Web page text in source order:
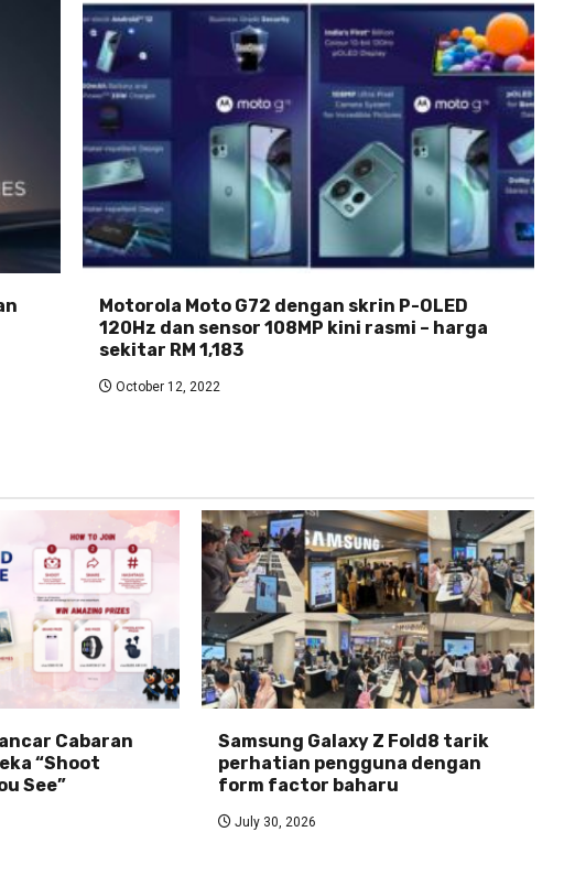
Motorola Moto G72 dengan skrin P-OLED
120Hz dan sensor 108MP kini rasmi – harga
sekitar RM 1,183
October 12, 2022
Cabaran
“Shoot
See”
Samsung Galaxy Z Fold8 tarik
perhatian pengguna dengan
form factor baharu
July 30, 2026